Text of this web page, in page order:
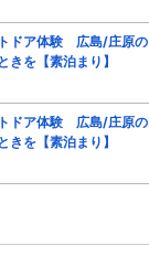
ドア体験 広島/庄原の
きを【素泊まり】
ドア体験 広島/庄原の
きを【素泊まり】